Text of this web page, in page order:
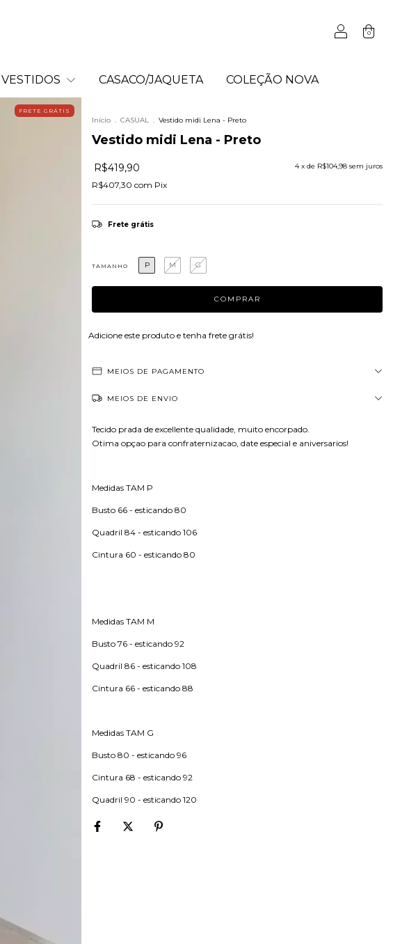
0
VESTIDOS CASACO/JAQUETA COLEÇÃO NOVA
FRETE GRÁTIS
Início . CASUAL . Vestido midi Lena - Preto
Vestido midi Lena - Preto
R$419,90 4 x de R$104,98 sem juros
R$407,30 com Pix
Frete grátis
TAMANHO P M G
Adicione este produto e tenha frete grátis!
MEIOS DE PAGAMENTO
MEIOS DE ENVIO
Tecido prada de excellente qualidade, muito encorpado.
Otima opçao para confraternizacao, date especial e aniversarios!
Medidas TAM P
Busto 66 - esticando 80
Quadril 84 - esticando 106
Cintura 60 - esticando 80
Medidas TAM M
Busto 76 - esticando 92
Quadril 86 - esticando 108
Cintura 66 - esticando 88
Medidas TAM G
Busto 80 - esticando 96
Cintura 68 - esticando 92
Quadril 90 - esticando 120